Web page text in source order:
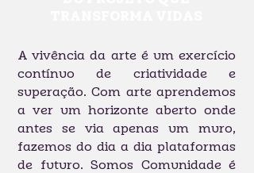
A vivência da arte é um exercício
contínuo de criatividade e
superação. Com arte aprendemos
a ver um horizonte aberto onde
antes se via apenas um muro,
fazemos do dia a dia plataformas
de futuro. Somos Comunidade é